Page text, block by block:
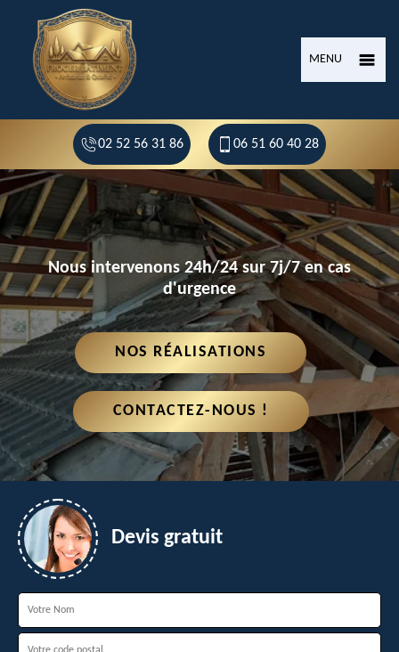
MENU
02 52 56 31 86 06 51 60 40 28
Nous intervenons 24h/24 sur 7j/7 en cas
d'urgence
NOS RÉALISATIONS
CONTACTEZ-NOUS !
Devis gratuit